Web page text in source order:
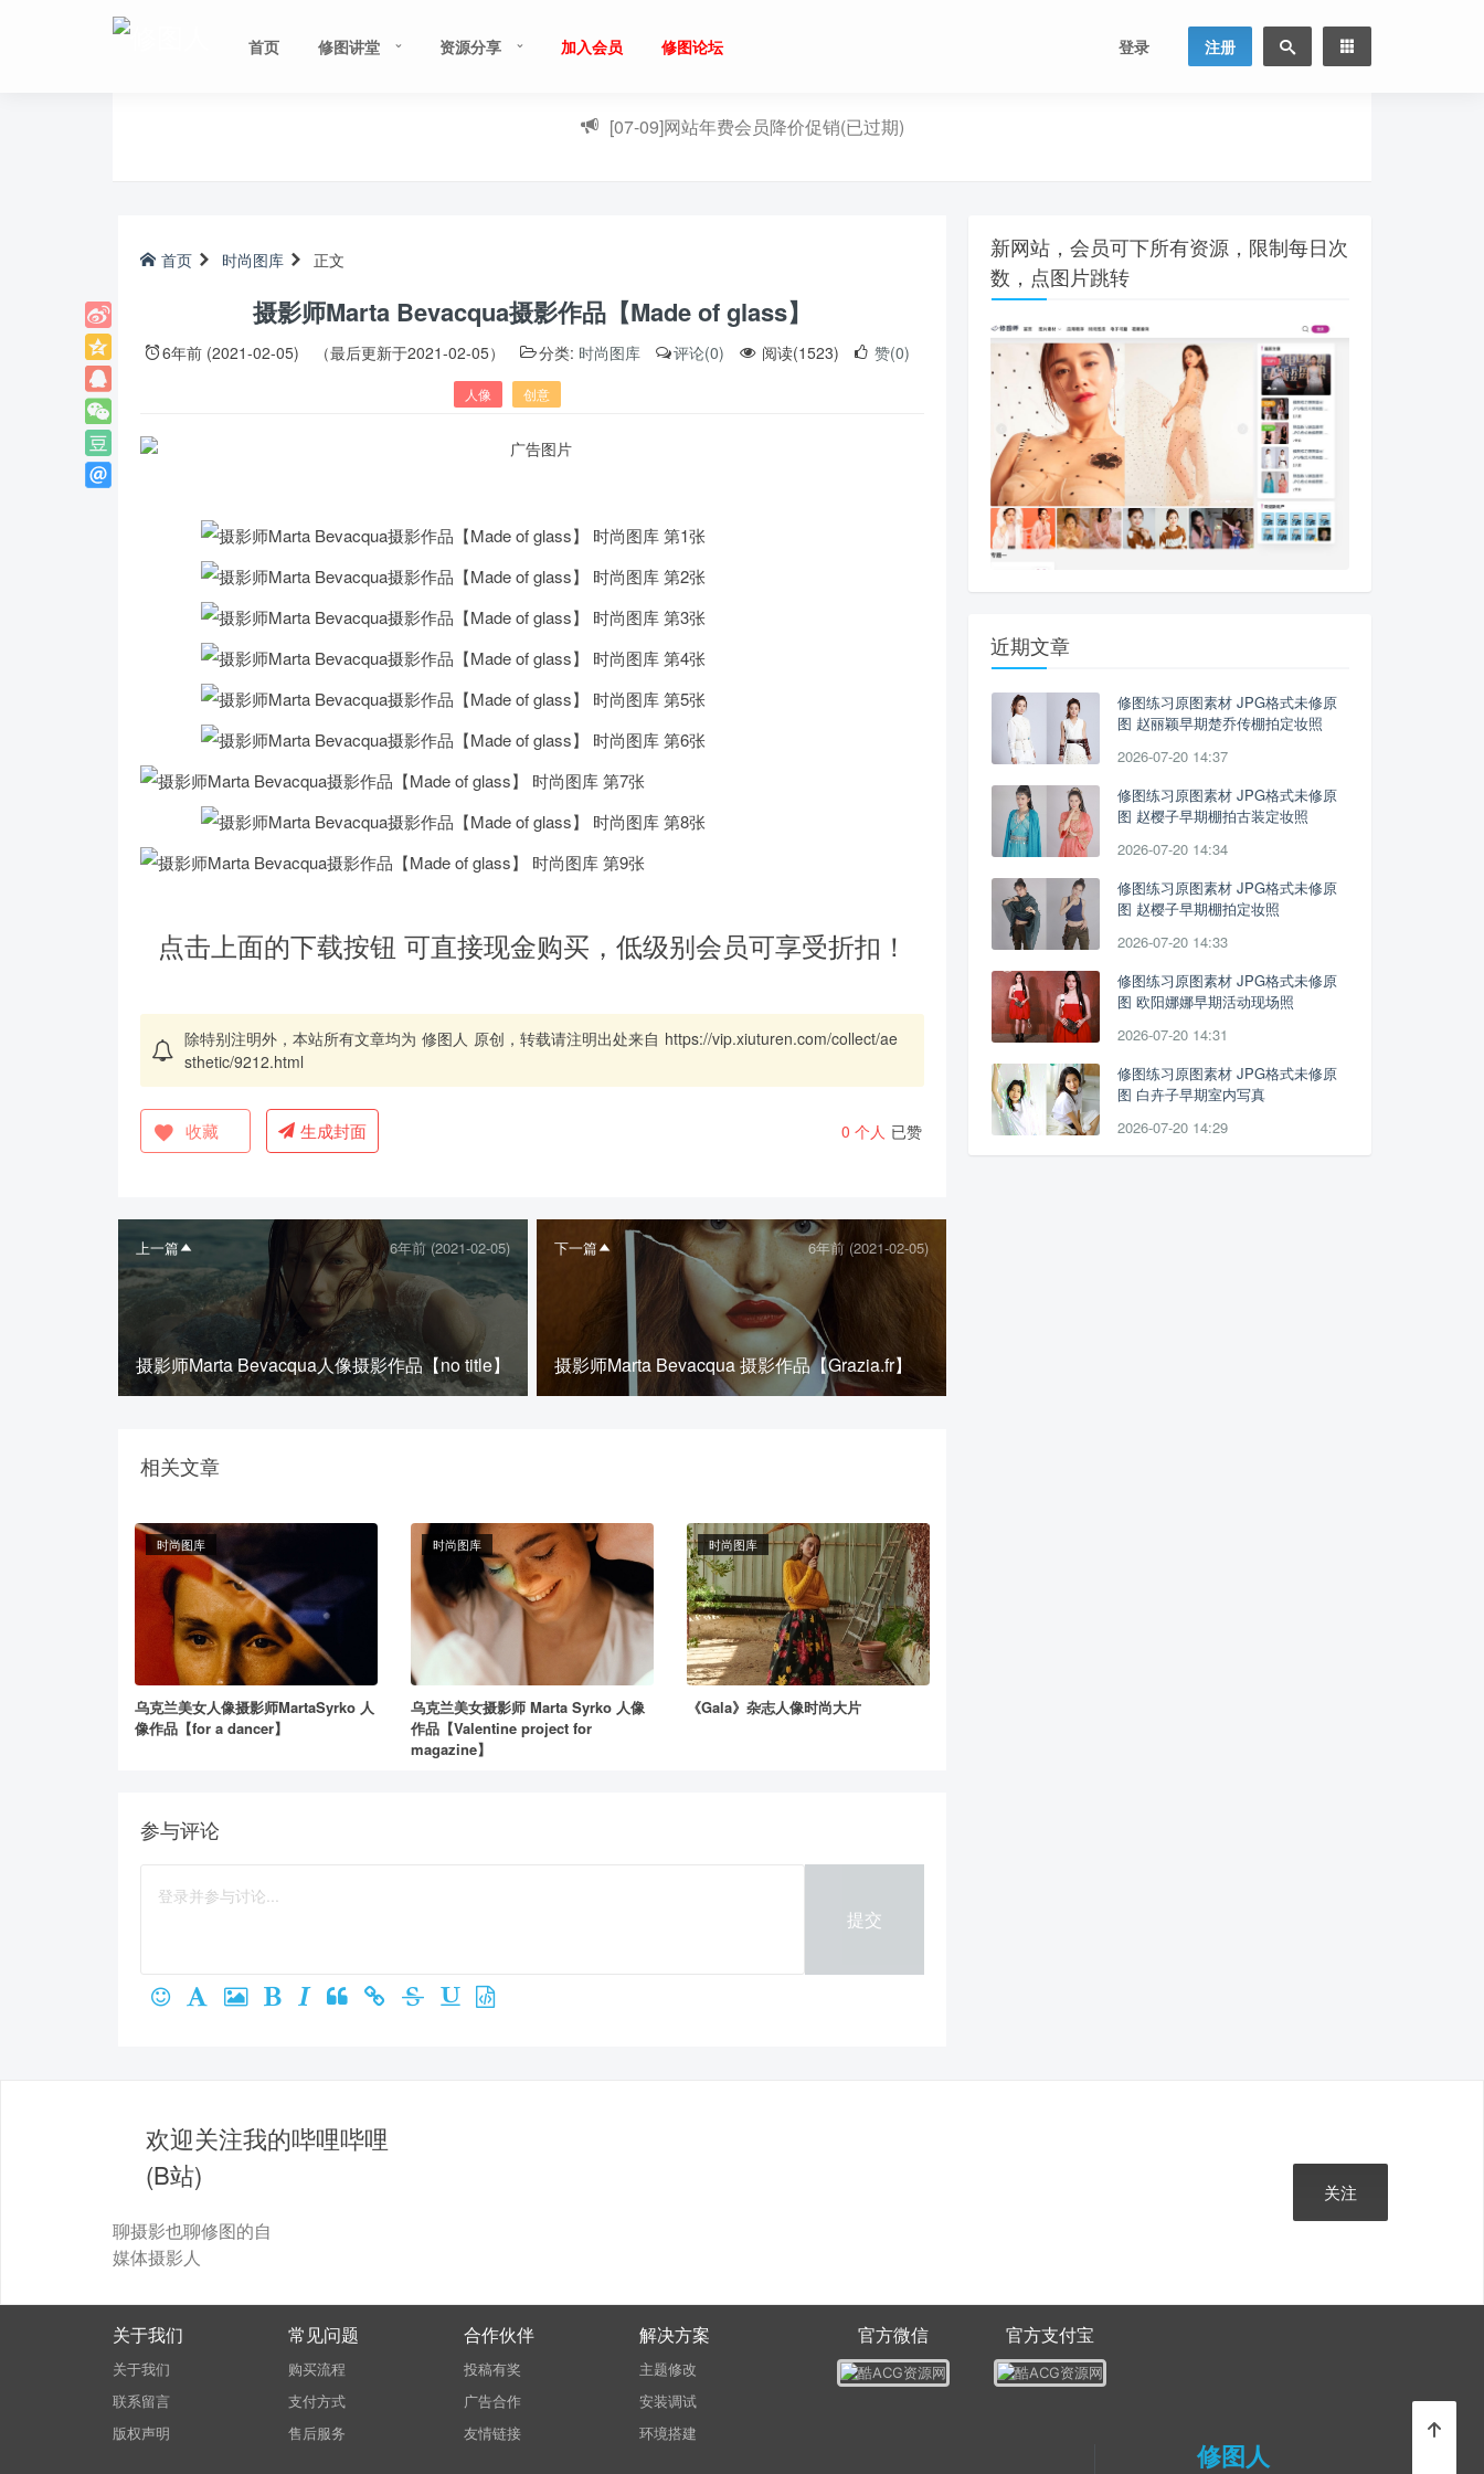
首页 修图讲堂 资源分享 加入会员 修图论坛 登录 注册
[07-09]网站年费会员降价促销(已过期)
首页 时尚图库 正文
摄影师Marta Bevacqua摄影作品【Made of glass】
6年前 (2021-02-05) （最后更新于2021-02-05） 分类: 时尚图库 评论(0) 阅读(1523) 赞(0)
人像 创意
点击上面的下载按钮 可直接现金购买，低级别会员可享受折扣！
除特别注明外，本站所有文章均为 修图人 原创，转载请注明出处来自 https://vip.xiuturen.com/collect/ae
sthetic/9212.html
收藏 生成封面
分享本文封面
分享到微博
下载封面
0 个人 已赞
上一篇 6年前 (2021-02-05)
摄影师Marta Bevacqua人像摄影作品【no title】
下一篇 6年前 (2021-02-05)
摄影师Marta Bevacqua 摄影作品【Grazia.fr】
相关文章
时尚图库
乌克兰美女人像摄影师MartaSyrko 人
像作品【for a dancer】
时尚图库
乌克兰美女摄影师 Marta Syrko 人像
作品【Valentine project for
magazine】
时尚图库
《Gala》杂志人像时尚大片
参与评论
提交
新网站，会员可下所有资源，限制每日次
数，点图片跳转
近期文章
修图练习原图素材 JPG格式未修原
图 赵丽颖早期楚乔传棚拍定妆照
2026-07-20 14:37
修图练习原图素材 JPG格式未修原
图 赵樱子早期棚拍古装定妆照
2026-07-20 14:34
修图练习原图素材 JPG格式未修原
图 赵樱子早期棚拍定妆照
2026-07-20 14:33
修图练习原图素材 JPG格式未修原
图 欧阳娜娜早期活动现场照
2026-07-20 14:31
修图练习原图素材 JPG格式未修原
图 白卉子早期室内写真
2026-07-20 14:29
欢迎关注我的哔哩哔哩
(B站)
聊摄影也聊修图的自
媒体摄影人
关注
关于我们
关于我们
联系留言
版权声明
常见问题
购买流程
支付方式
售后服务
合作伙伴
投稿有奖
广告合作
友情链接
解决方案
主题修改
安装调试
环境搭建
官方微信 官方支付宝
修图人